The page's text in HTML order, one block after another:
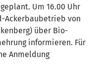
Um 16.00 Uhr
Ackerbaubetrieb von
über Bio-
informieren. Für
Anmeldung